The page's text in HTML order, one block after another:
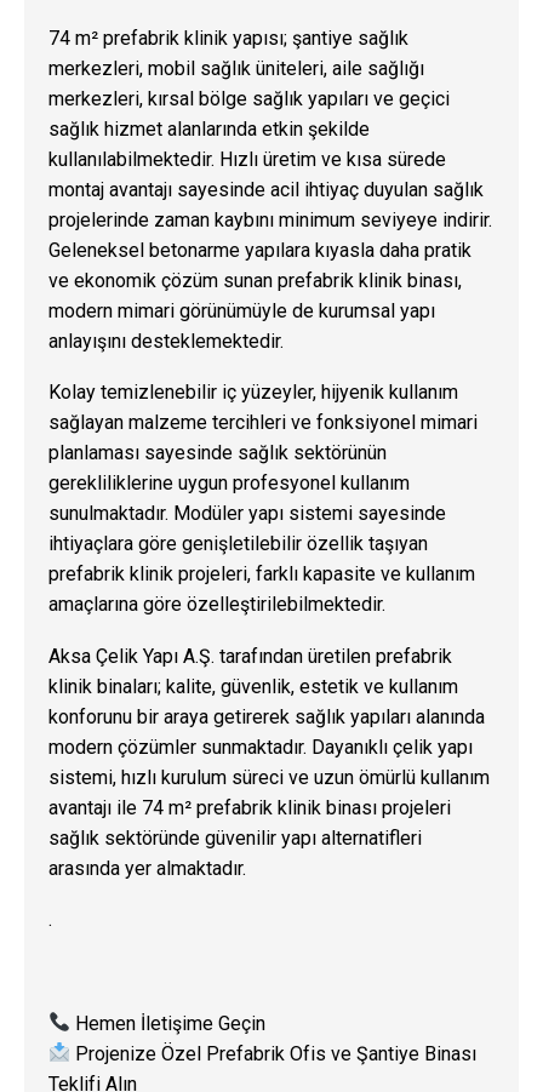
74 m² prefabrik klinik yapısı; şantiye sağlık
merkezleri, mobil sağlık üniteleri, aile sağlığı
merkezleri, kırsal bölge sağlık yapıları ve geçici
sağlık hizmet alanlarında etkin şekilde
kullanılabilmektedir. Hızlı üretim ve kısa sürede
montaj avantajı sayesinde acil ihtiyaç duyulan sağlık
projelerinde zaman kaybını minimum seviyeye indirir.
Geleneksel betonarme yapılara kıyasla daha pratik
ve ekonomik çözüm sunan prefabrik klinik binası,
modern mimari görünümüyle de kurumsal yapı
anlayışını desteklemektedir.
Kolay temizlenebilir iç yüzeyler, hijyenik kullanım
sağlayan malzeme tercihleri ve fonksiyonel mimari
planlaması sayesinde sağlık sektörünün
gerekliliklerine uygun profesyonel kullanım
sunulmaktadır. Modüler yapı sistemi sayesinde
ihtiyaçlara göre genişletilebilir özellik taşıyan
prefabrik klinik projeleri, farklı kapasite ve kullanım
amaçlarına göre özelleştirilebilmektedir.
Aksa Çelik Yapı A.Ş. tarafından üretilen prefabrik
klinik binaları; kalite, güvenlik, estetik ve kullanım
konforunu bir araya getirerek sağlık yapıları alanında
modern çözümler sunmaktadır. Dayanıklı çelik yapı
sistemi, hızlı kurulum süreci ve uzun ömürlü kullanım
avantajı ile 74 m² prefabrik klinik binası projeleri
sağlık sektöründe güvenilir yapı alternatifleri
arasında yer almaktadır.
.
Hemen İletişime Geçin
Projenize Özel Prefabrik Ofis ve Şantiye Binası
Teklifi Alın